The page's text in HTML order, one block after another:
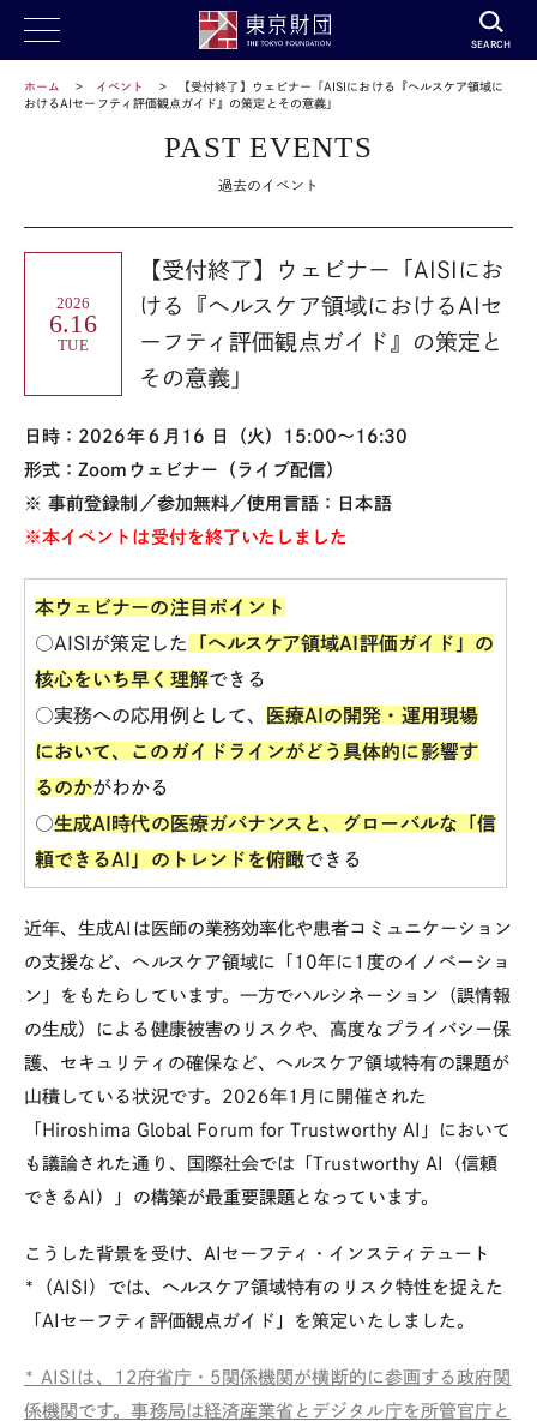
SEARCH
ホーム イベント
【受付終了】ウェビナー「AISIにおける『ヘルスケア領域に
おけるAIセーフティ評価観点ガイド』の策定とその意義」
PAST EVENTS
過去のイベント
2026
6.16
TUE
【受付終了】ウェビナー「AISIにお
ける『ヘルスケア領域におけるAIセ
ーフティ評価観点ガイド』の策定と
その意義」
日時：2026年６月 16 日（火） 15:00～ 16:30
形式：Zoomウェビナー（ライブ配信）
※ 事前登録制／参加無料／使用言語：日本語
※本イベントは受付を終了いたしました
本ウェビナーの注目ポイント
○AISIが策定した
「ヘルスケア領域AI評価ガイド」の
核心をいち早く理解できる
○実務への応用例として、
医療AIの開発・運用現場
において、このガイドラインがどう具体的に影響す
るのかがわかる
○生成AI時代の医療ガバナンスと、グローバルな「信
頼できるAI」のトレンドを俯瞰できる
近年、生成AI は医師の業務効率化や患者コミュニケーション
の支援など、ヘルスケア領域に「 10年に 1 度のイノベーショ
ン」をもたらしています。一方でハルシネーション（誤情報
の生成）による健康被害のリスクや、高度なプライバシー保
護、セキュリティの確保など、ヘルスケア領域特有の課題が
山積している状況です。 2026年1 月に開催された
「 Hiroshima Global Forum for Trustworthy AI
」において
も議論された通り、国際社会では「Trustworthy AI
（信頼
できる AI ）」の構築が最重要課題となっています。
こうした背景を受け、 AI セーフティ・インスティテュート
*
（ AISI ）では、ヘルスケア領域特有のリスク特性を捉えた
AI セーフティ評価観点ガイド」を策定いたしました。
* AISIは、12府省庁・5関係機関が横断的に参画する政府関
係機関です。事務局は経済産業省とデジタル庁を所管官庁と